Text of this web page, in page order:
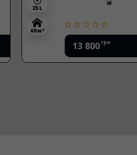
13 800 грн
35 L
60 м 2